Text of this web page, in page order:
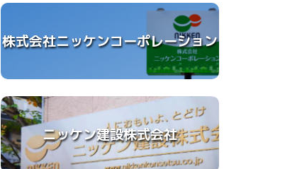
株式会社ニッケンコーポレーション
ニッケン建設株式会社